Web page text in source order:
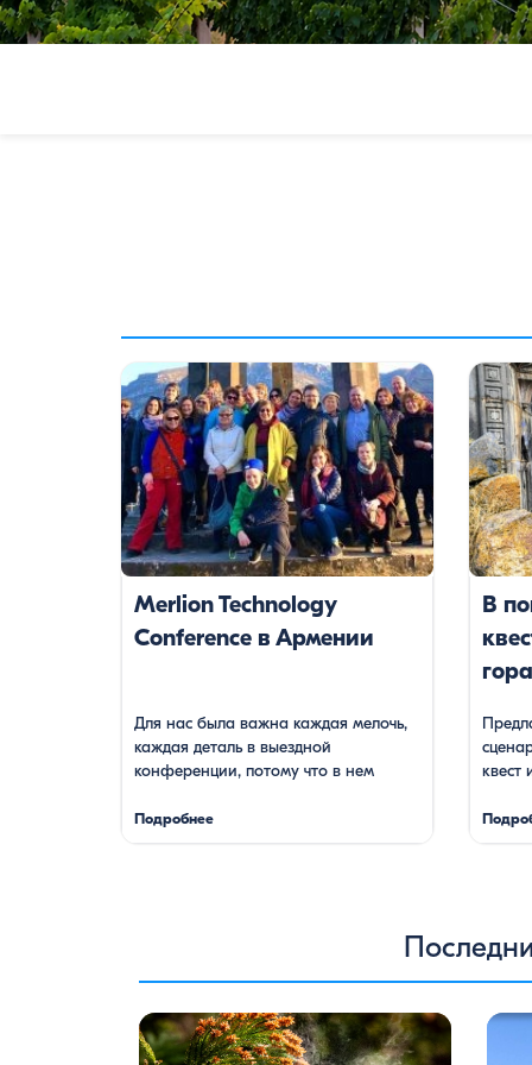
и
Merlion Technology
Conference в Армении
Для нас была важна каждая мелочь,
каждая деталь в выездной
конференции, потому что в нем
удивлять наших партнеров для
на высшем уровне.
Подробнее
В
квест
на X
одна
Цветение сосен — уникальное
природное явление, которое не только
Одна